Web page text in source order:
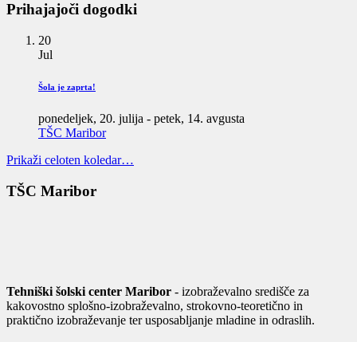
Prihajajoči dogodki
20
Jul
Šola je zaprta!
ponedeljek, 20. julija - petek, 14. avgusta
TŠC Maribor
Prikaži celoten koledar…
TŠC Maribor
Tehniški šolski center Maribor - izobraževalno središče za
kakovostno splošno-izobraževalno, strokovno-teoretično in
praktično izobraževanje ter usposabljanje mladine in odraslih.